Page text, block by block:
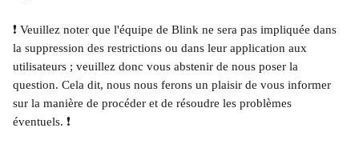
❗ Veuillez noter que l'équipe de Blink ne sera pas impliquée dans
la suppression des restrictions ou dans leur application aux
utilisateurs ; veuillez donc vous abstenir de nous poser la
question. Cela dit, nous nous ferons un plaisir de vous informer
sur la manière de procéder et de résoudre les problèmes
éventuels. ❗